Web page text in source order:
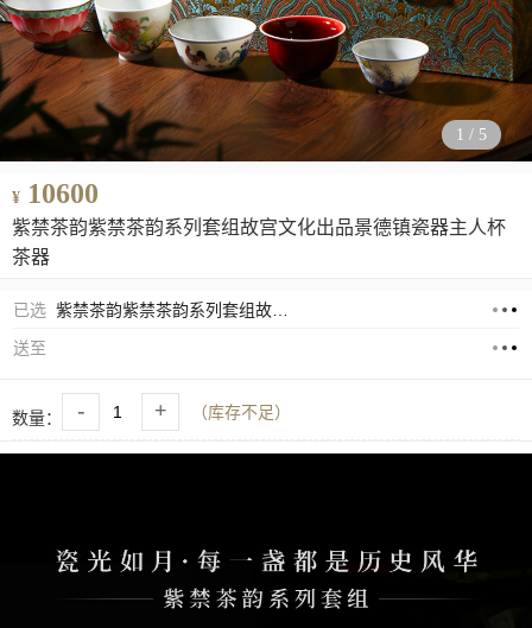
1 / 5
¥ 10600
紫禁茶韵紫禁茶韵系列套组故宫文化出品景德镇瓷器主人杯
茶器
已选
送至
数量： - + （库存不足）